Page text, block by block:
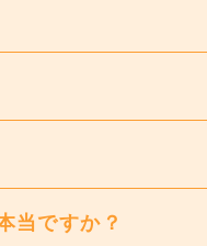
当ですか？